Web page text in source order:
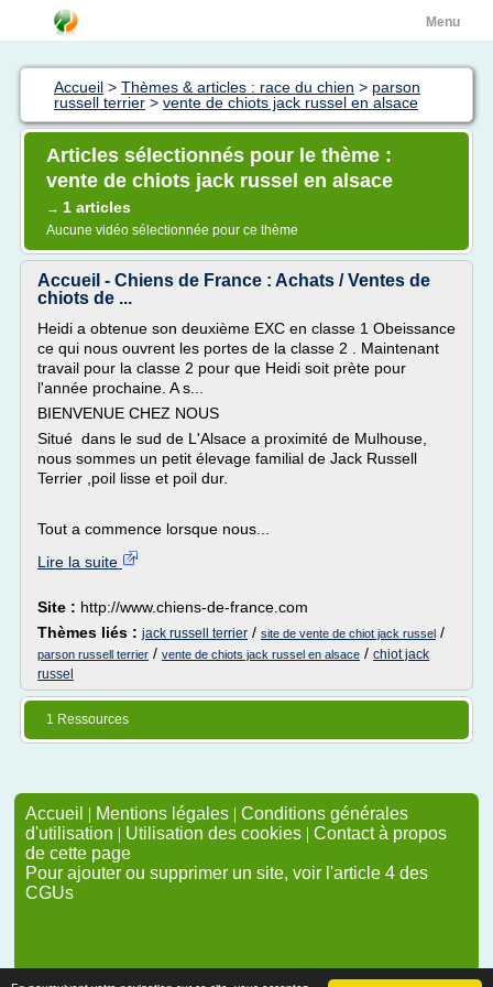
Menu
Accueil > Thèmes & articles : race du chien > parson
russell terrier > vente de chiots jack russel en alsace
Articles sélectionnés pour le thème :
vente de chiots jack russel en alsace
→ 1 articles
Aucune vidéo sélectionnée pour ce thème
Accueil - Chiens de France : Achats / Ventes de
chiots de ...
Heidi a obtenue son deuxième EXC en classe 1 Obeissance
ce qui nous ouvrent les portes de la classe 2 . Maintenant
travail pour la classe 2 pour que Heidi soit prète pour
l'année prochaine. A s...
BIENVENUE CHEZ NOUS
Situé dans le sud de L'Alsace a proximité de Mulhouse,
nous sommes un petit élevage familial de Jack Russell
Terrier ,poil lisse et poil dur.
Tout a commence lorsque nous...
Lire la suite
Site : http://www.chiens-de-france.com
Thèmes liés : jack russell terrier / site de vente de chiot jack russel /
parson russell terrier / vente de chiots jack russel en alsace / chiot jack
russel
1 Ressources
Accueil | Mentions légales | Conditions générales
d'utilisation | Utilisation des cookies | Contact à propos
de cette page
Pour ajouter ou supprimer un site, voir l'article 4 des
CGUs